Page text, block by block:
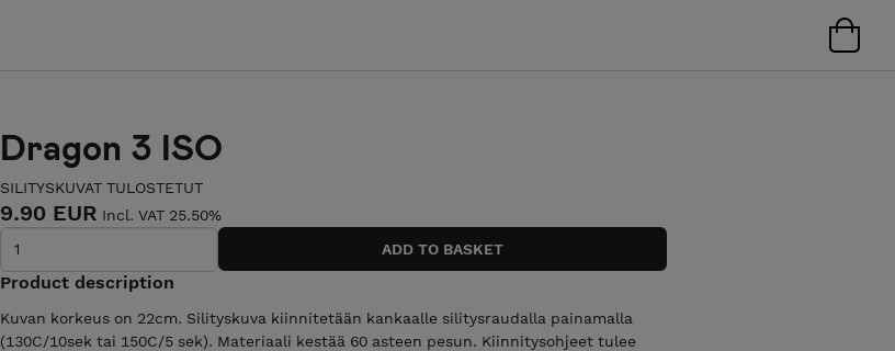
Dragon 3 ISO
SILITYSKUVAT TULOSTETUT
9.90 EUR Incl. VAT 25.50%
Product description
Kuvan korkeus on 22cm. Silityskuva kiinnitetään kankaalle silitysraudalla painamalla
(130C/10sek tai 150C/5 sek). Materiaali kestää 60 asteen pesun. Kiinnitysohjeet tulee